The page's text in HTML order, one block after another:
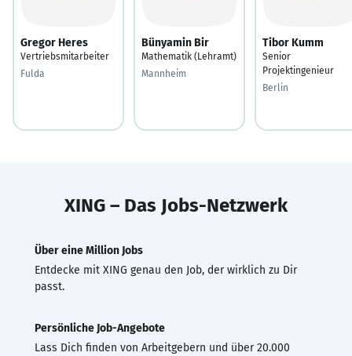
Gregor Heres
Vertriebsmitarbeiter
Fulda
Bünyamin Bir
Mathematik (Lehramt)
Mannheim
Tibor Kumm
Senior
Projektingenieur
Berlin
XING – Das Jobs-Netzwerk
Über eine Million Jobs
Entdecke mit XING genau den Job, der wirklich zu Dir
passt.
Persönliche Job-Angebote
Lass Dich finden von Arbeitgebern und über 20.000